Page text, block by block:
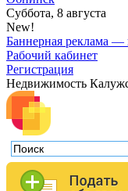
Суббота, 8 августа
New!
Баннерная реклама
Рабочий кабинет
Регистрация
Недвижимость